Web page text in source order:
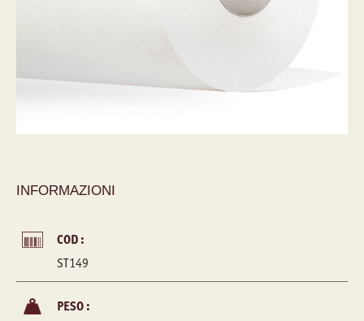
INFORMAZIONI
COD :
ST149
PESO :